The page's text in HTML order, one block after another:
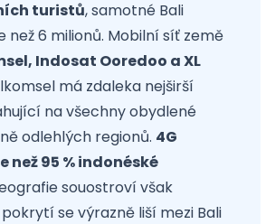
turistů, samotné Bali
než 6 milionů. Mobilní síť země
Indosat Ooredoo a XL
má zdaleka nejširší
na všechny obydlené
odlehlých regionů. 4G
než 95 % indonéské
souostroví však
se výrazně liší mezi Bali